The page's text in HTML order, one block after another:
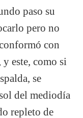
paso su
pero no
con
este, como si
se
del mediodía
repleto de